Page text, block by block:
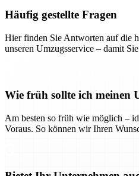
Häufig gestellte Fragen
Hier finden Sie Antworten auf die
unseren Umzugsservice – damit
Wie früh sollte ich meinen
Am besten so früh wie möglich –
Voraus. So können wir Ihren